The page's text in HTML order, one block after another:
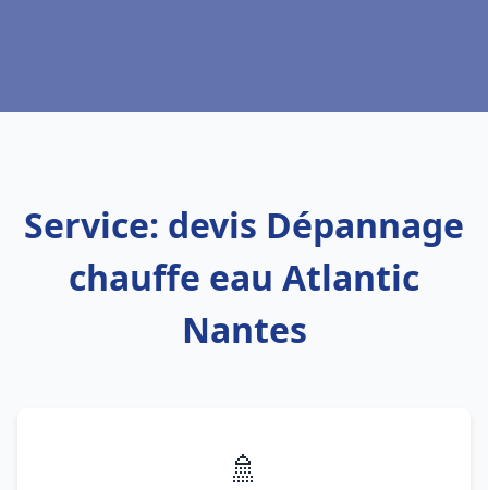
Service: devis Dépannage
chauffe eau Atlantic
Nantes
🚿